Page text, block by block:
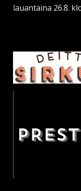
lauantaina 26.8.